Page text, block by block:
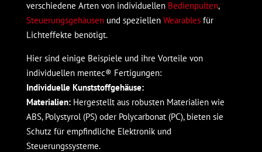
verschiedene Arten von individuellen Bedienpulten,
Steuerungsgehäusenund speziellen Wearablesfür
Lichteffekte benötigt.
Hier sind einige Beispiele und ihre Vorteile von
individuellen mentec® Fertigungen:
Individuelle Kunststoffgehäuse:
Materialien:Hergestellt aus robusten Materialien wie
ABS, Polystyrol (PS) oder Polycarbonat (PC), bieten sie
Schutz für empfindliche Elektronik und
Steuerungssysteme.